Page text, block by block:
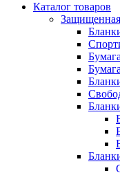
Каталог товаров